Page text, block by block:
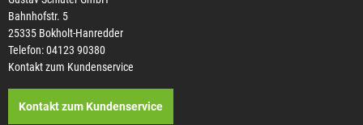
Bahnhofstr. 5
25335 Bokholt-Hanredder
Telefon: 04123 90380
Kontakt zum Kundenservice
Kontakt zum Kundenservice